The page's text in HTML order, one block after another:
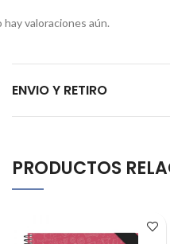
hay valoraciones aún.
ENVIO Y RETIRO
PRODUCTOS